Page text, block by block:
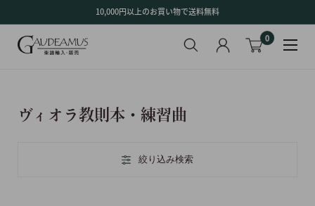
ン
10,000円以上のお買い物で送料無料
0
ヴィオラ教則本・練習曲
絞り込み検索